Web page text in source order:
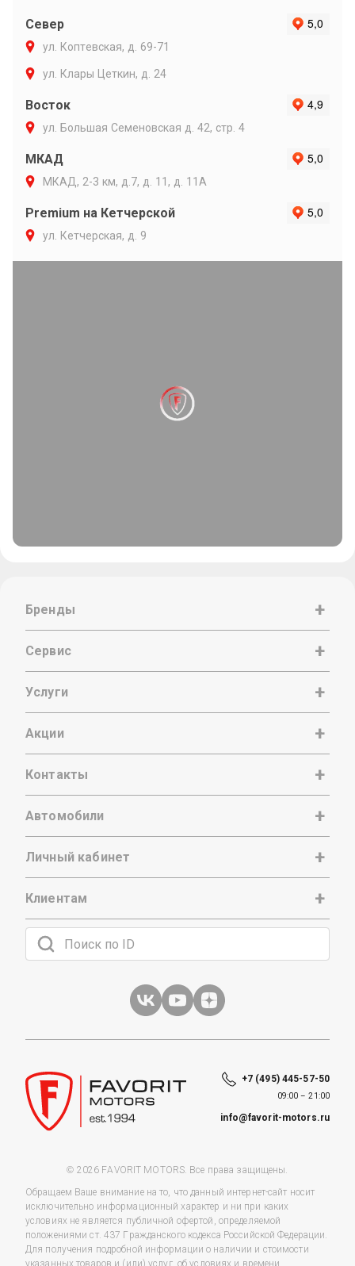
Север
ул. Коптевская, д. 69-71
ул. Клары Цеткин, д. 24
Восток
ул. Большая Семеновская д. 42, стр. 4
МКАД
МКАД, 2-3 км, д.7, д. 11, д. 11А
Premium на Кетчерской
ул. Кетчерская, д. 9
Бренды
Сервис
Услуги
Акции
Контакты
Автомобили
Личный кабинет
Клиентам
+7 (495) 445-57-50
09:00 – 21:00
info@favorit-motors.ru
© 2026 FAVORIT MOTORS. Все права защищены.
Обращаем Ваше внимание на то, что данный интернет-сайт носит
исключительно информационный характер и ни при каких
условиях не является публичной офертой, определяемой
положениями ст. 437 Гражданского кодекса Российской Федерации.
Для получения подробной информации о наличии и стоимости